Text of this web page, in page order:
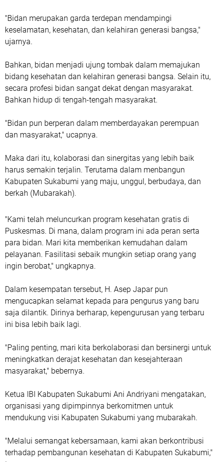
"Bidan merupakan garda terdepan mendampingi
keselamatan, kesehatan, dan kelahiran generasi bangsa,"
ujarnya.
Bahkan, bidan menjadi ujung tombak dalam memajukan
bidang kesehatan dan kelahiran generasi bangsa. Selain itu,
secara profesi bidan sangat dekat dengan masyarakat.
Bahkan hidup di tengah-tengah masyarakat.
"Bidan pun berperan dalam memberdayakan perempuan
dan masyarakat," ucapnya.
Maka dari itu, kolaborasi dan sinergitas yang lebih baik
harus semakin terjalin. Terutama dalam menbangun
Kabupaten Sukabumi yang maju, unggul, berbudaya, dan
berkah (Mubarakah).
"Kami telah meluncurkan program kesehatan gratis di
Puskesmas. Di mana, dalam program ini ada peran serta
para bidan. Mari kita memberikan kemudahan dalam
pelayanan. Fasilitasi sebaik mungkin setiap orang yang
ingin berobat," ungkapnya.
Dalam kesempatan tersebut, H. Asep Japar pun
mengucapkan selamat kepada para pengurus yang baru
saja dilantik. Dirinya berharap, kepengurusan yang terbaru
ini bisa lebih baik lagi.
"Paling penting, mari kita berkolaborasi dan bersinergi untuk
meningkatkan derajat kesehatan dan kesejahteraan
masyarakat," bebernya.
Ketua IBI Kabupaten Sukabumi Ani Andriyani mengatakan,
organisasi yang dipimpinnya berkomitmen untuk
mendukung visi Kabupaten Sukabumi yang mubarakah.
"Melalui semangat kebersamaan, kami akan berkontribusi
terhadap pembangunan kesehatan di Kabupaten Sukabumi,"